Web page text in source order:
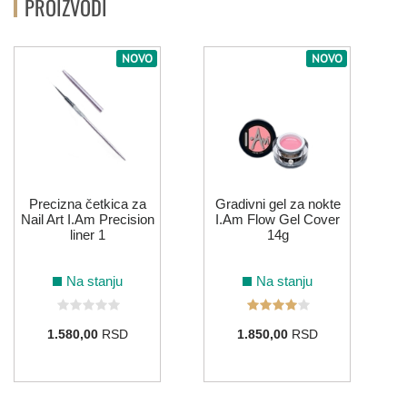
181 180
ŽUTA
PROIZVODI
NOVO
Precizna četkica za
Nail Art I.Am Precision
liner 1
Na stanju
1.580,00RSD
NOVO
Gradivni gel za nokte
I.Am Flow Gel Cover
14g
Na stanju
1.850,00RSD